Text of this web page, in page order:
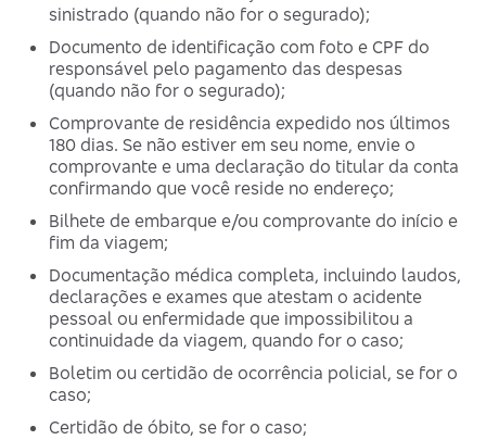
sinistrado (quando não for o segurado);
Documento de identificação com foto e CPF do
responsável pelo pagamento das despesas
(quando não for o segurado);
Comprovante de residência expedido nos últimos
180 dias. Se não estiver em seu nome, envie o
comprovante e uma declaração do titular da conta
confirmando que você reside no endereço;
Bilhete de embarque e/ou comprovante do início e
fim da viagem;
Documentação médica completa, incluindo laudos,
declarações e exames que atestam o acidente
pessoal ou enfermidade que impossibilitou a
continuidade da viagem, quando for o caso;
Boletim ou certidão de ocorrência policial, se for o
caso;
Certidão de óbito, se for o caso;